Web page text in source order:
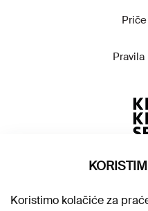
Koristimo kolačiće za